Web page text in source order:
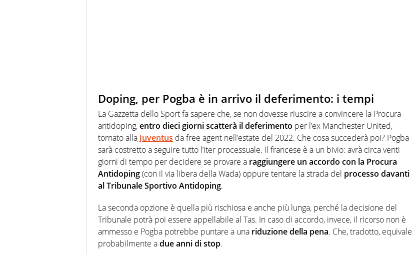
Doping, per Pogba è in arrivo il deferimento: i tempi
La Gazzetta dello Sport fa sapere che, se non dovesse riuscire a convincere la Procura
antidoping,entro dieci giorni scatterà il deferimento per l’ex Manchester United,
tornato alla Juventus da free agent nell’estate del 2022. Che cosa succederà poi? Pogba
sarà costretto a seguire tutto l’iter processuale. Il francese è a un bivio: avrà circa venti
giorni di tempo per decidere se provare a raggiungere un accordo con la Procura
Antidoping(con il via libera della Wada) oppure tentare la strada del processo davanti
al Tribunale Sportivo Antidoping.
La seconda opzione è quella più rischiosa e anche più lunga, perché la decisione del
Tribunale potrà poi essere appellabile al Tas. In caso di accordo, invece, il ricorso non è
ammesso e Pogba potrebbe puntare a una riduzione della pena. Che, tradotto, equivale
probabilmente adue anni di stop.